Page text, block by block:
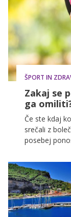
ŠPORT IN
Zakaj se
ga
Če ste kdaj
srečali z
posebej
brez trdega
pojavi
je z bolečimi
razložila
prehrane